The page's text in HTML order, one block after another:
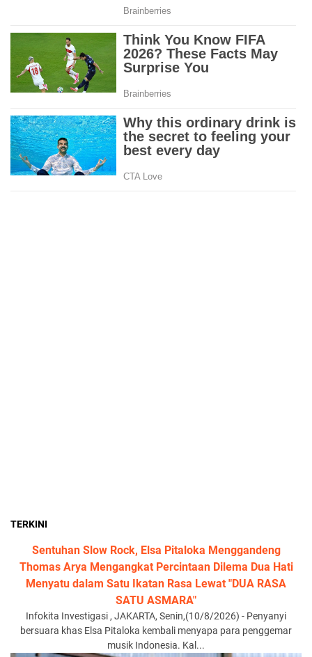
TERKINI
Sentuhan Slow Rock, Elsa Pitaloka Menggandeng
Thomas Arya Mengangkat Percintaan Dilema Dua Hati
Menyatu dalam Satu Ikatan Rasa Lewat "DUA RASA
SATU ASMARA"
Infokita Investigasi , JAKARTA, Senin,(10/8/2026) - Penyanyi
bersuara khas Elsa Pitaloka kembali menyapa para penggemar
musik Indonesia. Kal...